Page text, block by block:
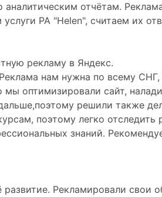
отчётам.
РА "Helen", считаем их
рекламу в Яндекс.
нам нужна по всему
оптимизировали сайт,
решили также
поэтому легко
знаний.
Рекламировали свои